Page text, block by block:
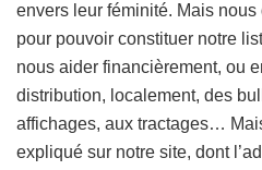
envers leur féminité. Mais
pour pouvoir constituer notre
nous aider financièrement, ou
distribution, localement, des
affichages, aux tractages…
expliqué sur notre site, dont